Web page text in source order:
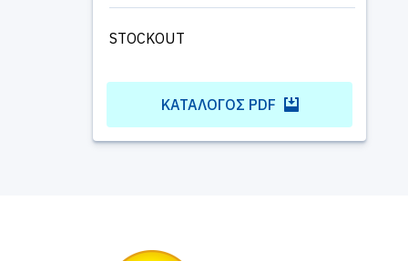
STOCKOUT
ΚΑΤΆΛΟΓΟΣ PDF